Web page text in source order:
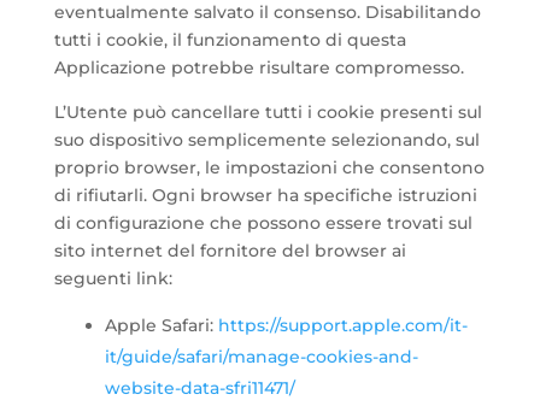
eventualmente salvato il consenso. Disabilitando
tutti i cookie, il funzionamento di questa
Applicazione potrebbe risultare compromesso.
L’Utente può cancellare tutti i cookie presenti sul
suo dispositivo semplicemente selezionando, sul
proprio browser, le impostazioni che consentono
di rifiutarli. Ogni browser ha specifiche istruzioni
di configurazione che possono essere trovati sul
sito internet del fornitore del browser ai
seguenti link:
Apple Safari: https://support.apple.com/it-
it/guide/safari/manage-cookies-and-
website-data-sfri11471/